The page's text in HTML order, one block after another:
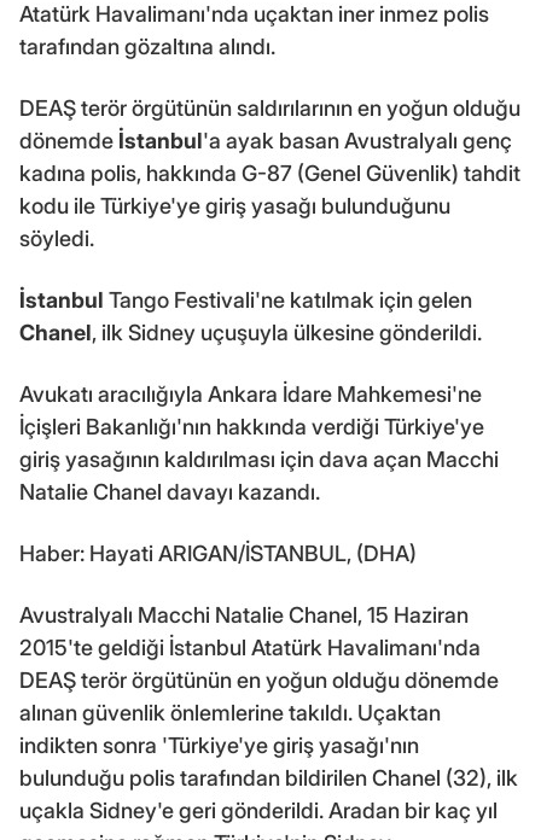
Atatürk Havalimanı'nda uçaktan iner inmez polis
tarafından gözaltına alındı.
DEAŞ terör örgütünün saldırılarının en yoğun olduğu
dönemde İstanbul'a ayak basan Avustralyalı genç
kadına polis, hakkında G-87 (Genel Güvenlik) tahdit
kodu ile Türkiye'ye giriş yasağı bulunduğunu
söyledi.
İstanbul Tango Festivali'ne katılmak için gelen
Chanel, ilk Sidney uçuşuyla ülkesine gönderildi.
Avukatı aracılığıyla Ankara İdare Mahkemesi'ne
İçişleri Bakanlığı'nın hakkında verdiği Türkiye'ye
giriş yasağının kaldırılması için dava açan Macchi
Natalie Chanel davayı kazandı.
Haber: Hayati ARIGAN/İSTANBUL, (DHA)
Avustralyalı Macchi Natalie Chanel, 15 Haziran
2015'te geldiği İstanbul Atatürk Havalimanı'nda
DEAŞ terör örgütünün en yoğun olduğu dönemde
alınan güvenlik önlemlerine takıldı. Uçaktan
indikten sonra 'Türkiye'ye giriş yasağı'nın
bulunduğu polis tarafından bildirilen Chanel (32), ilk
uçakla Sidney'e geri gönderildi. Aradan bir kaç yıl